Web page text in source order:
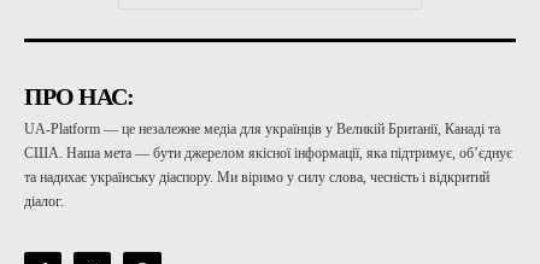
ПРО НАС:
UA-Platform — це незалежне медіа для українців у Великій Британії, Канаді та
США. Наша мета — бути джерелом якісної інформації, яка підтримує, об’єднує
та надихає українську діаспору. Ми віримо у силу слова, чесність і відкритий
діалог.